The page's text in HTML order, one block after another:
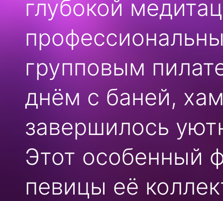
глубокой
групповым
днём с баней,
завершилось
Этот особенный
певицы её